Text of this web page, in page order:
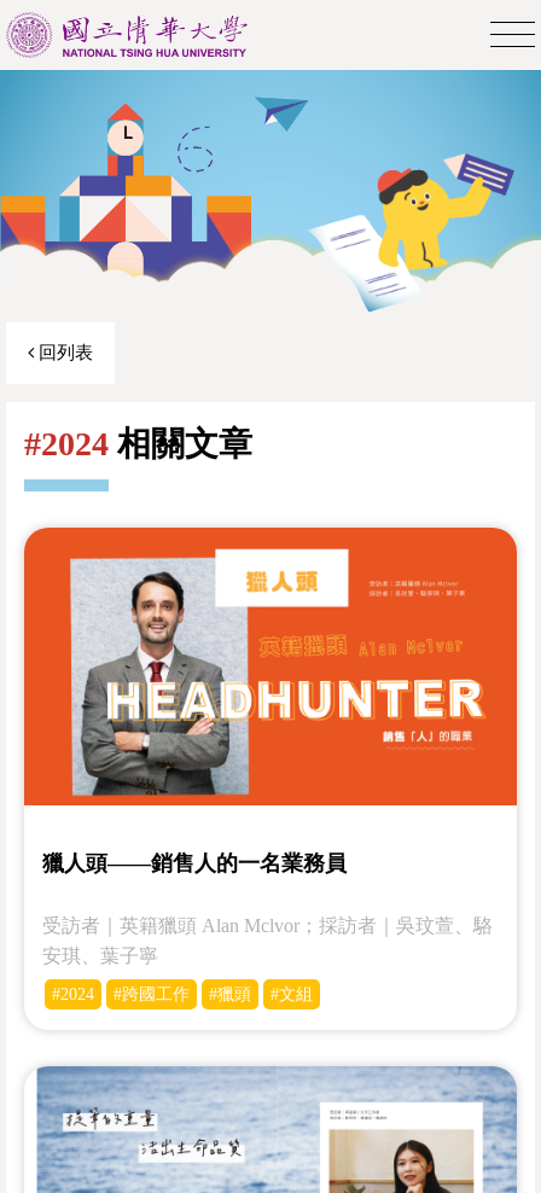
回列表
#2024 相關文章
獵人頭——銷售人的一名業務員
受訪者｜­­英籍獵頭 Alan Mclvor；採訪者｜吳玟萱、駱
安琪、葉子寧
#2024 #跨國工作 #獵頭 #文組